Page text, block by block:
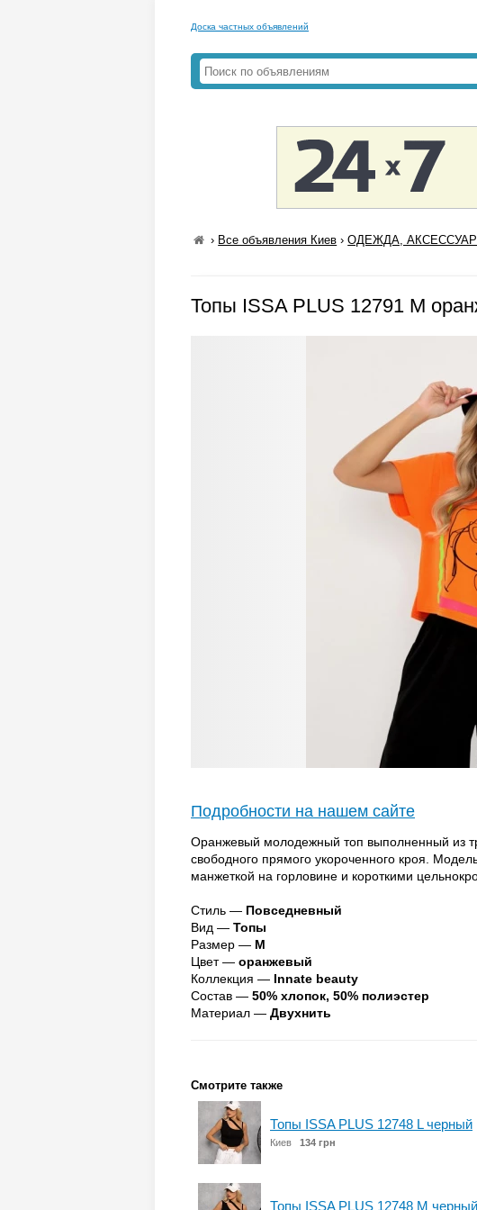
Доска частных объявлений
› Все объявления Киев ›ОДЕЖДА,
Топы ISSA PLUS 12791 M
Подробности на нашем сайте
Оранжевый молодежный топ выполненный из
свободного прямого укороченного кроя.
манжеткой на горловине и короткими
Стиль — Повседневный
Вид — Топы
Размер — M
Цвет — оранжевый
Коллекция — Innate beauty
Состав — 50% хлопок, 50% полиэстер
Материал — Двухнить
Смотрите также
Топы ISSA PLUS 12748 L черный
Киев 134 грн
Топы ISSA PLUS 12748 M черный